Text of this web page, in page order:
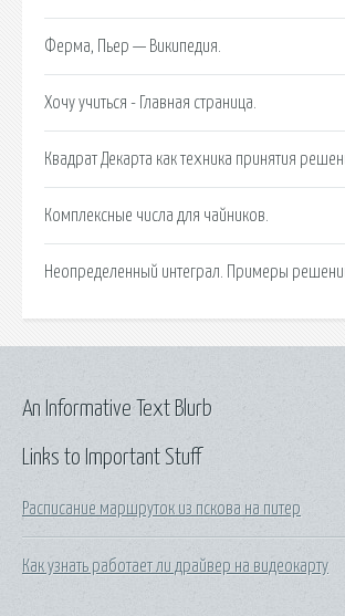
Ферма, Пьер — Википедия.
Хочу учиться - Главная страница.
Квадрат Декарта как техника принятия
Комплексные числа для чайников.
Неопределенный интеграл. Примеры
Links to Important Stuff
Расписание маршруток из пскова на питер
Как узнать работает ли драйвер на видеокарту
An Informative Text Blurb